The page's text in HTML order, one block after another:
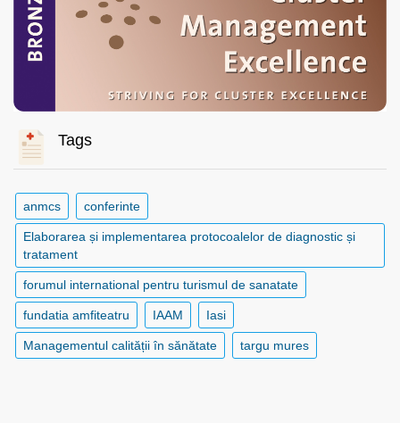
Tags
anmcs conferinte
Elaborarea și implementarea protocoalelor de diagnostic și
tratament
forumul international pentru turismul de sanatate
fundatia amfiteatru IAAM Iasi
Managementul calității în sănătate targu mures